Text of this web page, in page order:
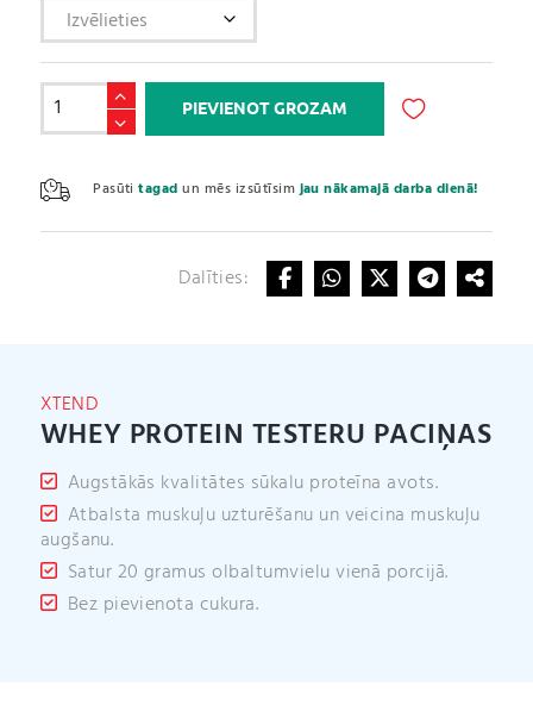
Whey
Protein
PACIŅAS
daudzums
PIEVIENOT GROZAM
Pasūtitagad un mēs izsūtīsimjau nākamajā darba dienā!
e
r
n
e
:
Dalīties:
XTEND
WHEY PROTEIN TESTERU PACIŅAS
Augstākās kvalitātes sūkalu proteīna avots.
Atbalsta muskuļu uzturēšanu un veicina muskuļu
augšanu.
Satur 20 gramus olbaltumvielu vienā porcijā.
Bez pievienota cukura.